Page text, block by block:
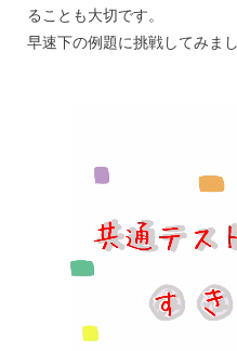
ることも大切です。
早速下の例題に挑戦してみま